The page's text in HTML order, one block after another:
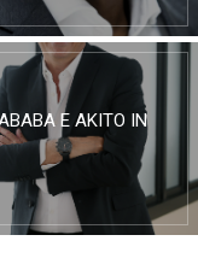
E AKITO IN